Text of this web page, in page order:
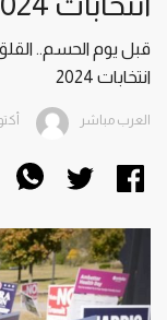
قبل يوم الحسم..
انتخابات 2024
العرب مباشر أكتوبر 31,